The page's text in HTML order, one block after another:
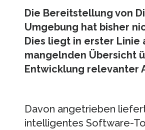
Die Bereitstellung von
Umgebung hat bisher
Dies liegt in erster Linie
mangelnden Übersicht
Entwicklung relevanter
Davon angetrieben
intelligentes Software-